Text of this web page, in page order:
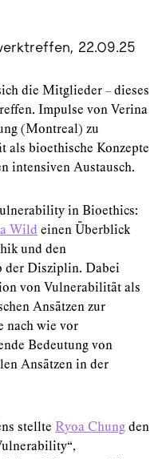
22.09.25
die Mitglieder – dieses
Impulse von Verina
(Montreal) zu
als bioethische Konzepte
intensiven Austausch.
in Bioethics:
Wild einen Überblick
und den
der Disziplin. Dabei
von Vulnerabilität als
Ansätzen zur
nach wie vor
Bedeutung von
Ansätzen in der
stellte Ryoa Chung den